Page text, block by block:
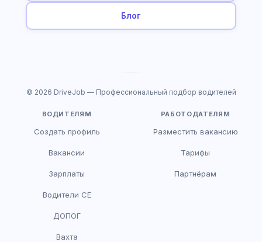
Блог
© 2026 DriveJob — Профессиональный подбор водителей
ВОДИТЕЛЯМ
Создать профиль
Вакансии
Зарплаты
Водители CE
ДОПОГ
Вахта
РАБОТОДАТЕЛЯМ
Разместить вакансию
Тарифы
Партнёрам
HR-консультант